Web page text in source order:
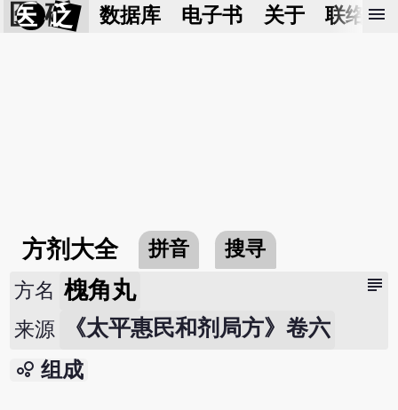
医 砭 数据库 电子书 关于 联络我
menu
方剂大全 拼音 搜寻
subject
方名 槐角丸
来源 《太平惠民和剂局方》卷六
bubble_chart 组成